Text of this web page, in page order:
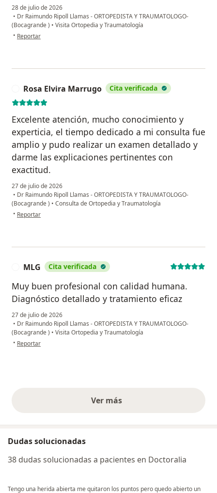
28 de julio de 2026
• Dr Raimundo Ripoll Llamas - ORTOPEDISTA Y TRAUMATOLOGO-
(Bocagrande ) • Visita Ortopedia y Traumatología
• en opinión del usuario Manuela Munive
Reportar
Rosa Elvira Marrugo Cita verificada
Excelente atención, mucho conocimiento y
experticia, el tiempo dedicado a mi consulta fue
amplio y pudo realizar un examen detallado y
darme las explicaciones pertinentes con
exactitud.
27 de julio de 2026
• Dr Raimundo Ripoll Llamas - ORTOPEDISTA Y TRAUMATOLOGO-
(Bocagrande ) • Consulta de Ortopedia y Traumatología
• en opinión del usuario Rosa Elvira Marrugo
Reportar
MLG Cita verificada
Muy buen profesional con calidad humana.
Diagnóstico detallado y tratamiento eficaz
27 de julio de 2026
• Dr Raimundo Ripoll Llamas - ORTOPEDISTA Y TRAUMATOLOGO-
(Bocagrande ) • Visita Ortopedia y Traumatología
• en opinión del usuario MLG
Reportar
Ver másopiniones anteriores
Dudas solucionadas
38 dudas solucionadas a pacientes en Doctoralia
Tengo una herida abierta me quitaron los puntos pero quedo abierto un